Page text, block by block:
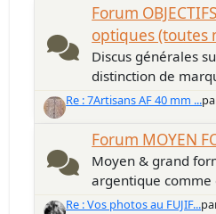
Forum
optiques (toutes
Discus générales
distinction de
Re : 7Artisans AF 40 mm ...
Forum MOYEN
Moyen & grand
argentique comme
Re : Vos photos au FUJIF...